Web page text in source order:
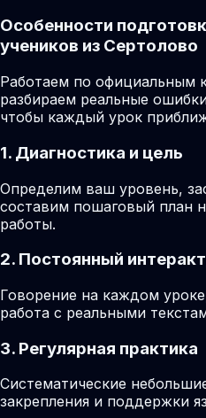
Особенности
учеников из Сертолово
Работаем по официальным
разбираем реальные
чтобы каждый урок
1. Диагностика и цель
Определим ваш уровень,
составим пошаговый план
работы.
2. Постоянный
Говорение на каждом
работа с реальными
3. Регулярная практика
Систематические
закрепления и поддержки